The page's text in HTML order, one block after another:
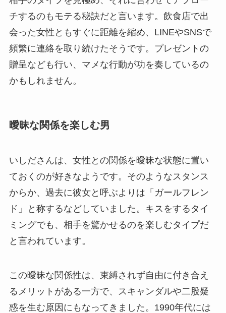
チするのもモテる秘訣だと言います。飲食店で出
会った女性ともすぐに距離を縮め、LINEやSNSで
頻繁に連絡を取り続けたそうです。プレゼントの
贈呈なども行い、マメな行動が功を奏しているの
かもしれません。
曖昧な関係を楽しむ男
いしださんは、女性との関係を曖昧な状態に置い
ておくのが好きなようです。そのようなスタンス
からか、過去に彼女と呼ぶよりは「ガールフレン
ド」と称するなどしていました。キスをするタイ
ミングでも、相手を驚かせるのを楽しむタイプだ
と言われています。
この曖昧な関係性は、束縛されず自由に付き合え
るメリットがある一方で、スキャンダルや二股疑
惑を生む原因にもなってきました。1990年代には